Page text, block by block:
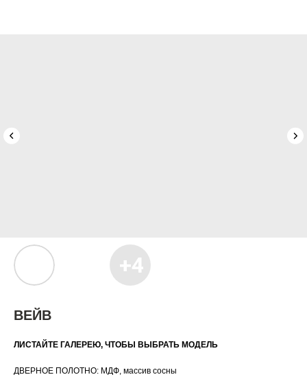
ВЕЙВ
ЛИСТАЙТЕ ГАЛЕРЕЮ, ЧТОБЫ ВЫБРАТЬ МОДЕЛЬ
ДВЕРНОЕ ПОЛОТНО: МДФ, массив сосны